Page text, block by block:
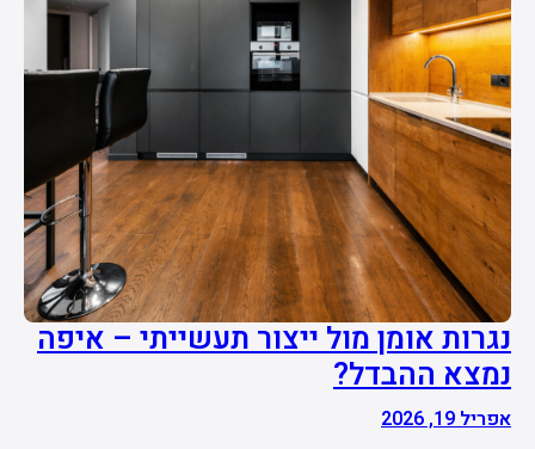
נגרות אומן מול ייצור תעשייתי – איפה
נמצא ההבדל?
אפריל 19, 2026